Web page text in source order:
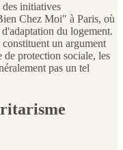
initiatives
Chez Moi" à Paris, où
du logement.
constituent un argument
de protection sociale, les
pas un tel